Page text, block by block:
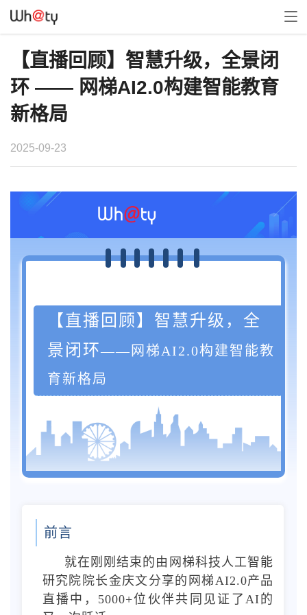
【直播回顾】智慧升级，全景闭
环 —— 网梯AI2.0构建智能教育
新格局
2025-09-23
【直播回顾】 智慧升级，全
景闭环——网梯AI2.0构建智能教
育新格局
前言
就在刚刚结束的由网梯科技人工智能
研究院院长金庆文分享的 网梯AI2.0产品
直播中，5000+位伙伴共同见证了AI的